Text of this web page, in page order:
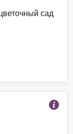
сад